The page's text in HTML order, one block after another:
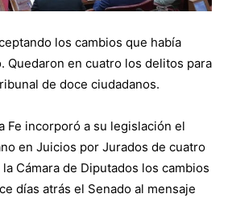
los cambios que había
Quedaron en cuatro los delitos para
de doce ciudadanos.
Fe incorporó a su legislación el
en Juicios por Jurados de cuatro
Cámara de Diputados los cambios
días atrás el Senado al mensaje